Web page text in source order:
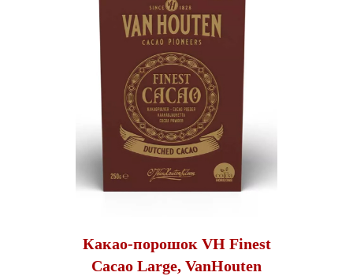
Какао-порошок VH Finest
Cacao Large, VanHouten